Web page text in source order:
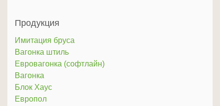
Продукция
Имитация бруса
Вагонка штиль
Евровагонка (софтлайн)
Вагонка
Блок Хаус
Европол